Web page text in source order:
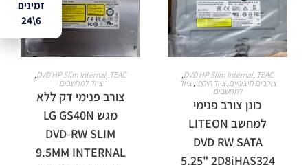
מידע נוסף
DVD HP Slim Internal, TEAC
,
צורבים חיצוניים,ציוד היקפי ,ציוד
למחשבים
כונן צורב פנימי
למחשב LITEON
DVD RW SATA
5.25" 2D8iHAS324
מידע נוסף
DVD HP Slim Internal, TEAC
,
ציוד למחשבים
צורב פנימי דק ללא
מגש LG GS40N
DVD-RW SLIM
9.5MM INTERNAL
זמינים
6\24